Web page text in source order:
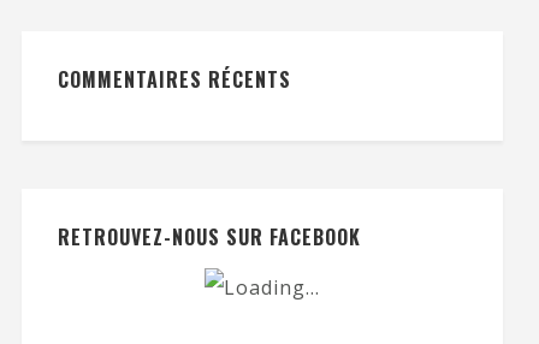
COMMENTAIRES RÉCENTS
RETROUVEZ-NOUS SUR FACEBOOK